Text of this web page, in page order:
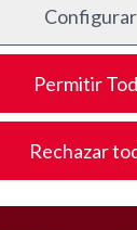
OPEIN?
Configurar
Permitir
Rechazar